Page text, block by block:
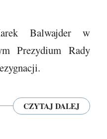
Balwajder w
Prezydium Rady
CZYTAJ DALEJ